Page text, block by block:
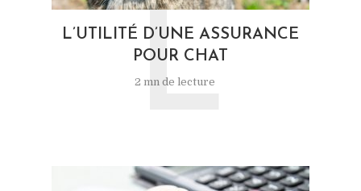
L’UTILITÉ D’UNE ASSURANCE
POUR CHAT
2 mn de lecture
L